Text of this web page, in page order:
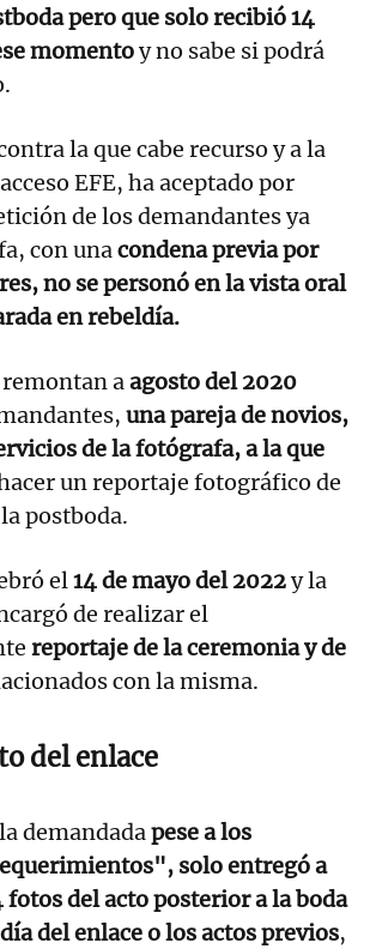
pero que solo recibió 14
momentoy no sabe si podrá
la que cabe recurso y a la
EFE, ha aceptado por
de los demandantes ya
con unacondena previa por
no se personó en la vista oral
en rebeldía.
remontan aagosto del 2020
una pareja de novios,
de la fotógrafa,a la que
un reportaje fotográfico de
postboda.
el14 de mayo del 2022y la
de realizar el
reportaje de la ceremonia y de
con la misma.
del enlace
demandadapese a los
solo entregó a
fotos del acto posterior a la boda
del enlace o los actos previos,